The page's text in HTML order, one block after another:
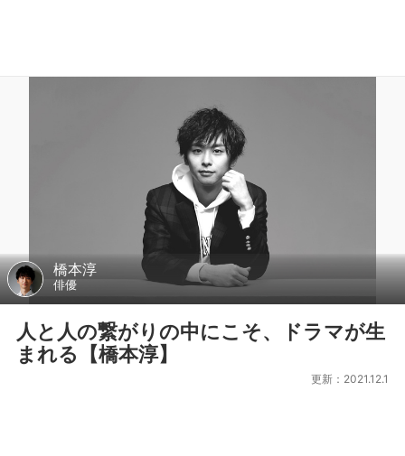
橋本淳
俳優
人と人の繋がりの中にこそ、ドラマが生
まれる【橋本淳】
更新：2021.12.1